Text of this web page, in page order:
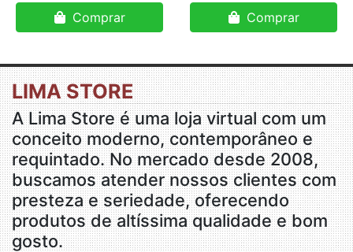
Comprar Comprar
LIMA STORE
A Lima Store é uma loja virtual com um
conceito moderno, contemporâneo e
requintado. No mercado desde 2008,
buscamos atender nossos clientes com
presteza e seriedade, oferecendo
produtos de altíssima qualidade e bom
gosto.